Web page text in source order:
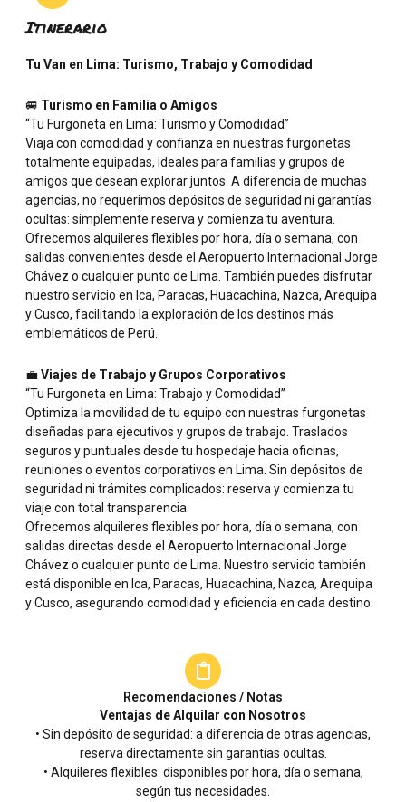
Itinerario
Tu Van en Lima: Turismo, Trabajo y Comodidad
🚐 Turismo en Familia o Amigos
“Tu Furgoneta en Lima: Turismo y Comodidad”
Viaja con comodidad y confianza en nuestras furgonetas
totalmente equipadas, ideales para familias y grupos de
amigos que desean explorar juntos. A diferencia de muchas
agencias, no requerimos depósitos de seguridad ni garantías
ocultas: simplemente reserva y comienza tu aventura.
Ofrecemos alquileres flexibles por hora, día o semana, con
salidas convenientes desde el Aeropuerto Internacional Jorge
Chávez o cualquier punto de Lima. También puedes disfrutar
nuestro servicio en Ica, Paracas, Huacachina, Nazca, Arequipa
y Cusco, facilitando la exploración de los destinos más
emblemáticos de Perú.
💼Viajes de Trabajo y Grupos Corporativos
“Tu Furgoneta en Lima: Trabajo y Comodidad”
Optimiza la movilidad de tu equipo con nuestras furgonetas
diseñadas para ejecutivos y grupos de trabajo. Traslados
seguros y puntuales desde tu hospedaje hacia oficinas,
reuniones o eventos corporativos en Lima. Sin depósitos de
seguridad ni trámites complicados: reserva y comienza tu
viaje con total transparencia.
Ofrecemos alquileres flexibles por hora, día o semana, con
salidas directas desde el Aeropuerto Internacional Jorge
Chávez o cualquier punto de Lima. Nuestro servicio también
está disponible en Ica, Paracas, Huacachina, Nazca, Arequipa
y Cusco, asegurando comodidad y eficiencia en cada destino.
Recomendaciones / Notas
Ventajas de Alquilar con Nosotros
• Sin depósito de seguridad: a diferencia de otras agencias,
reserva directamente sin garantías ocultas.
• Alquileres flexibles: disponibles por hora, día o semana,
según tus necesidades.